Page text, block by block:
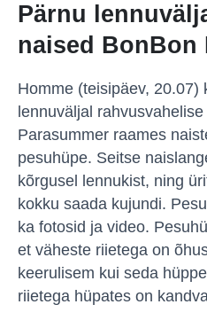
Pärnu
naised BonBon
Homme (teisipäev, 20.07)
lennuväljal
Parasummer raames
pesuhüpe. Seitse
kõrgusel lennukist, ning
kokku saada kujundi.
ka fotosid ja video.
et väheste riietega on
keerulisem kui seda
riietega hüpates on